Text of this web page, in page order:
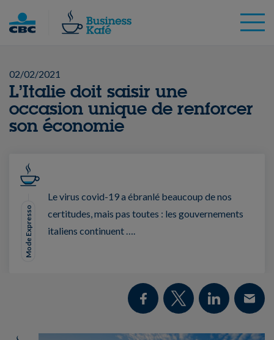
02/02/2021
L’Italie doit saisir une
occasion unique de renforcer
son économie
Mode Expresso
Le virus covid-19 a ébranlé beaucoup de nos
certitudes, mais pas toutes : les gouvernements
italiens continuent ….